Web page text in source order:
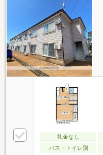
礼金なし
バス・トイレ別